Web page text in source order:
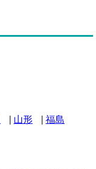
山形 福島